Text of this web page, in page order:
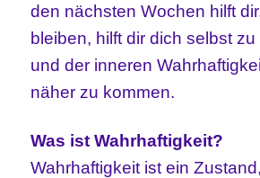
den nächsten Wochen hilft
bleiben, hilft dir dich selbst
und der inneren
näher zu kommen.
Was ist Wahrhaftigkeit?
Wahrhaftigkeit ist ein